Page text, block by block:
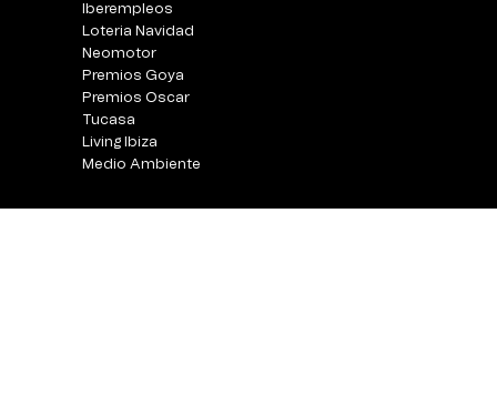
Iberempleos
Loteria Navidad
Neomotor
Premios Goya
Premios Oscar
Tucasa
Living Ibiza
Medio Ambiente